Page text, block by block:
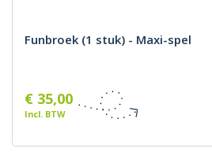
Funbroek (1 stuk) - Maxi-spel
€ 35,00
Incl. BTW